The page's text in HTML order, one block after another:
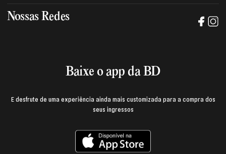
Política de privacidade
Trabalhe na BD
Manual de mídia e da marca BD
Nossas Redes
Baixe o app da BD
E desfrute de uma experiência ainda mais customizada para a compra dos
seus ingressos